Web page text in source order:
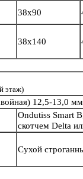
38х90
38х140
этаж)
12,5-13,0
Ondutiss Smart
скотчем Delta
Сухой